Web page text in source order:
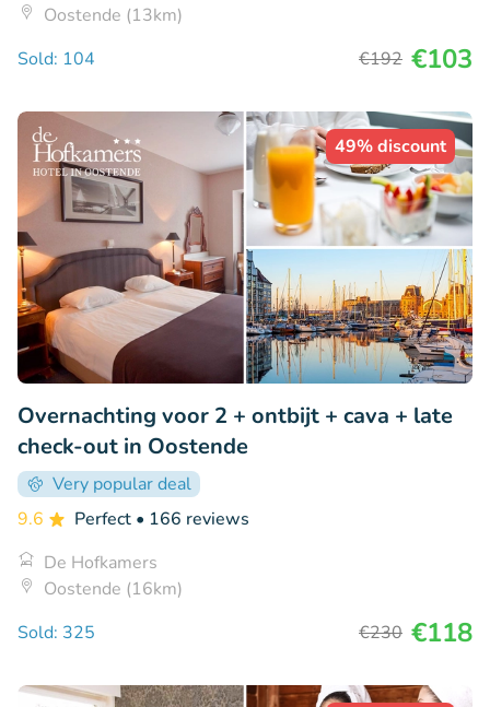
Oostende (13km)
Sold: 104
€192 €103
49% discount
Overnachting voor 2 + ontbijt + cava + late
check-out in Oostende
Very popular deal
9.6
Perfect • 166 reviews
De Hofkamers
Oostende (16km)
Sold: 325
€230 €118